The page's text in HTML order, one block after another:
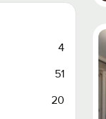
4
51
20